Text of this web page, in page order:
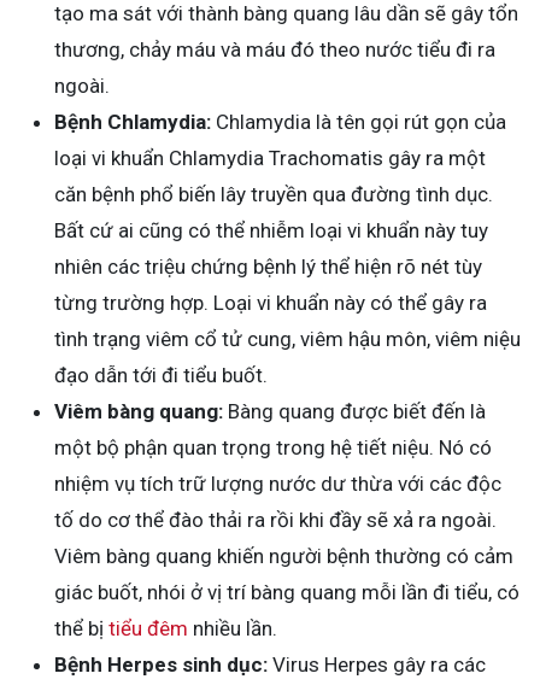
tạo ma sát với thành bàng quang lâu dần sẽ gây tổn
thương, chảy máu và máu đó theo nước tiểu đi ra
ngoài.
Bệnh Chlamydia: Chlamydia là tên gọi rút gọn của
loại vi khuẩn Chlamydia Trachomatis gây ra một
căn bệnh phổ biến lây truyền qua đường tình dục.
Bất cứ ai cũng có thể nhiễm loại vi khuẩn này tuy
nhiên các triệu chứng bệnh lý thể hiện rõ nét tùy
từng trường hợp. Loại vi khuẩn này có thể gây ra
tình trạng viêm cổ tử cung, viêm hậu môn, viêm niệu
đạo dẫn tới đi tiểu buốt.
Viêm bàng quang: Bàng quang được biết đến là
một bộ phận quan trọng trong hệ tiết niệu. Nó có
nhiệm vụ tích trữ lượng nước dư thừa với các độc
tố do cơ thể đào thải ra rồi khi đầy sẽ xả ra ngoài.
Viêm bàng quang khiến người bệnh thường có cảm
giác buốt, nhói ở vị trí bàng quang mỗi lần đi tiểu, có
thể bị tiểu đêm nhiều lần.
Bệnh Herpes sinh dục: Virus Herpes gây ra các